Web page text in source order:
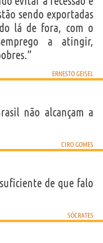
sendo exportadas
lá de fora, com o
a atingir,
ERNESTO GEISEL
não alcançam a
CIRO GOMES
de que falo
SÓCRATES